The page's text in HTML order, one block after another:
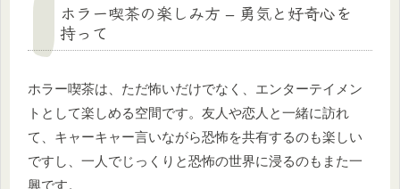
ホラー喫茶の楽しみ方 – 勇気と好奇心を
持って
ホラー喫茶は、ただ怖いだけでなく、エンターテイメン
トとして楽しめる空間です。友人や恋人と一緒に訪れ
て、キャーキャー言いながら恐怖を共有するのも楽しい
ですし、一人でじっくりと恐怖の世界に浸るのもまた一
興です。